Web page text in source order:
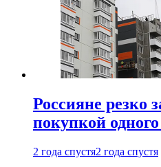
Россияне резко
покупкой
2 года спустя2 года спустя